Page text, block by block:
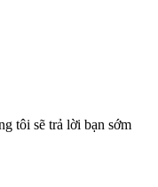
tôi sẽ trả lời bạn sớm